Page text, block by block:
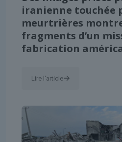
iranienne touchée
meurtrières
fragments d’un
fabrication
Lire l'article